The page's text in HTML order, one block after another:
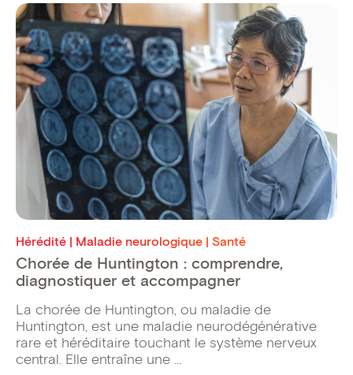
Hérédité | Maladie neurologique | Santé
Chorée de Huntington : comprendre,
diagnostiquer et accompagner
La chorée de Huntington, ou maladie de
Huntington, est une maladie neurodégénérative
rare et héréditaire touchant le système nerveux
central. Elle entraîne une ...